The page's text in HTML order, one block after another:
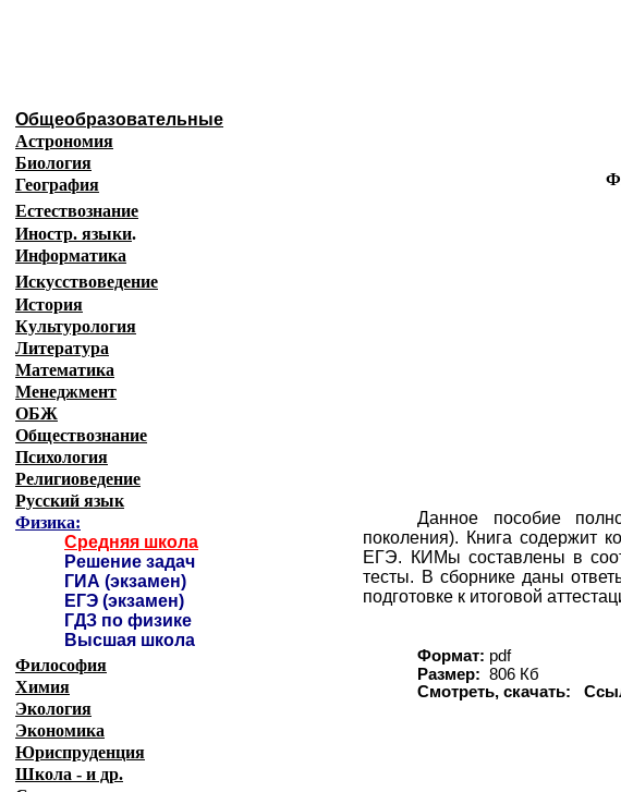
Данное пособие
поколения). Книга содержит
ЕГЭ. КИМы составлены в
тесты. В сборнике даны
подготовке к итоговой
Формат: pdf
Размер: 806 Кб
Смотреть, скачать:
Общеобразовательные
Астрономия
Биология
География
Естествознание
Иностр. языки.
Информатика
Искусствоведение
История
Культурология
Литература
Математика
Менеджмент
ОБЖ
Обществознание
Психология
Религиоведение
Русский язык
Физика:
Средняя школа
Решение задач
ГИА (экзамен)
ЕГЭ (экзамен)
ГДЗ по физике
Высшая школа
Философия
Химия
Экология
Экономика
Юриспруденция
Школа - и др.